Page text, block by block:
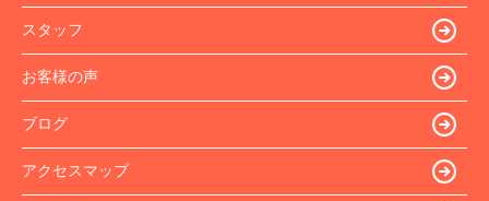
スタッフ
お客様の声
ブログ
アクセスマップ